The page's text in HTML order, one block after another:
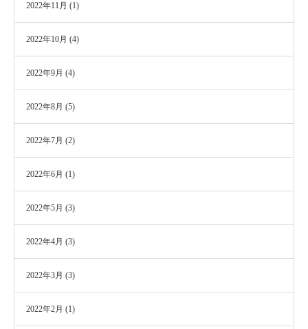
2022年11月 (1)
2022年10月 (4)
2022年9月 (4)
2022年8月 (5)
2022年7月 (2)
2022年6月 (1)
2022年5月 (3)
2022年4月 (3)
2022年3月 (3)
2022年2月 (1)